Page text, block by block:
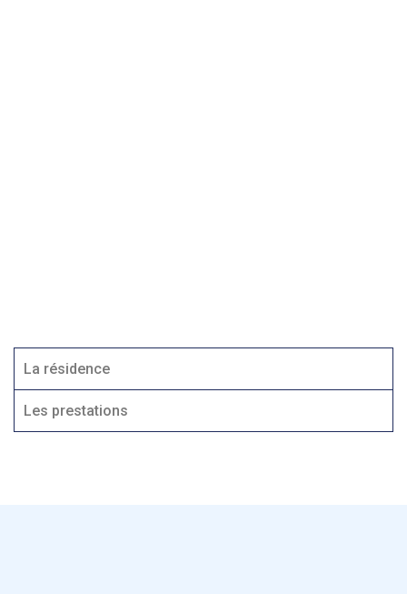
La résidence
Les prestations